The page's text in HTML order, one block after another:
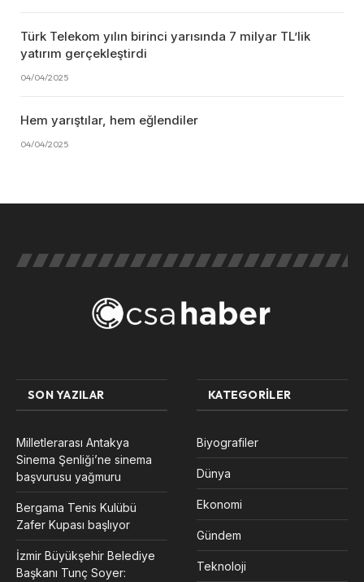
Türk Telekom yılın birinci yarısında 7 milyar TL’lik
yatırım gerçekleştirdi
04/04/2025
Hem yarıştılar, hem eğlendiler
04/04/2025
SON YAZILAR
Milletlerarası Antakya
Sinema Şenliği’ne sinema
başvurusu yağmuru
Bergama Tenis Kulübü
Zafer Kupası başlıyor
İzmir Büyükşehir Belediye
Başkanı Tunç Soyer:
KATEGORILER
Biyografiler
Dünya
Ekonomi
Gündem
Teknoloji